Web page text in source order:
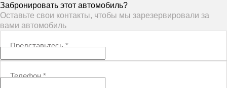
Забронировать этот автомобиль?
Оставьте свои контакты, чтобы мы зарезервировали за
вами автомобиль
Представьтесь*
Телефон*